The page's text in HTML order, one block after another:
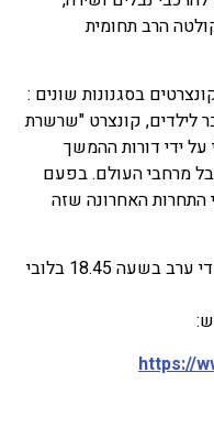
הרב תחומית
בסגנונות שונים :
לילדים, קונצרט "שרשרת
על ידי דורות ההמשך
מרחבי העולם. בפעם
התחרות האחרונה שזה
במה פתוחה תארח נבלאים חובבים מדי ערב בשעה 18.45 בלובי
https://